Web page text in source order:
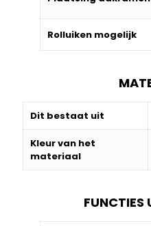
Rolluiken mogelijk
Dit bestaat uit
Kleur van het
materiaal
FUNCTIES